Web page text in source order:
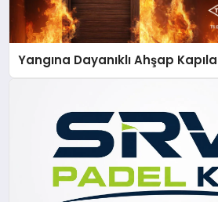
Yangına Dayanıklı Ahşap